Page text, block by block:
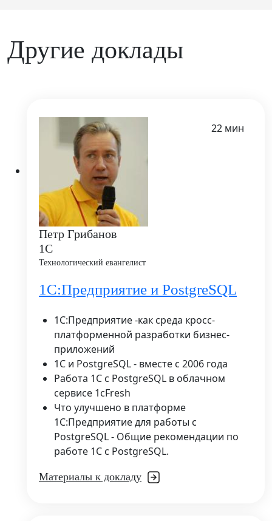
Другие доклады
Петр Грибанов
1С
Технологический евангелист
22 мин
1С:Предприятие и PostgreSQL
1С:Предприятие -как среда кросс-
платформенной разработки бизнес-
приложений
1С и PostgreSQL - вместе с 2006 года
Работа 1С с PostgreSQL в облачном
сервисе 1cFresh
Что улучшено в платформе
1С:Предприятие для работы с
PostgreSQL - Общие рекомендации по
работе 1С с PostgreSQL.
Материалы к докладу